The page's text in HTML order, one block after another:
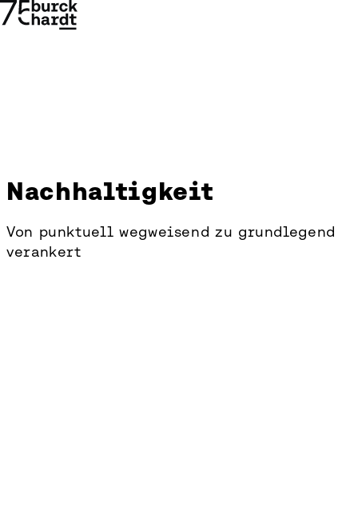
Nachhaltigkeit
Nachhaltigkeit
Von punktuell wegweisend zu grundlegend
verankert